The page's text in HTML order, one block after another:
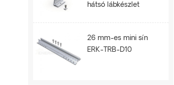
hátsó lábkészlet
26 mm-es mini sín
ERK-TRB-D10